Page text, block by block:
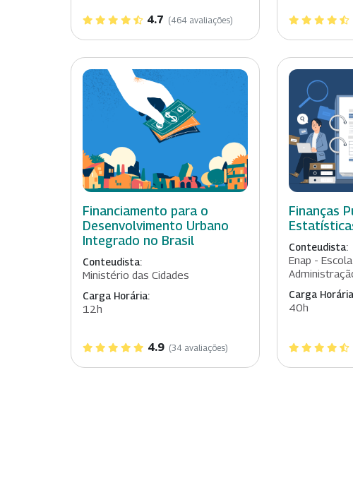
4.7 (464 avaliações)
Financiamento para o
Desenvolvimento Urbano
Integrado no Brasil
Conteudista:
Ministério das Cidades
Carga Horária:
12h
4.9 (34 avaliações)
Finanças
Conteudista:
Enap -
Carga
40h